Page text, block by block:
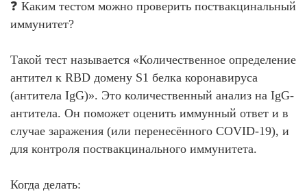
❓ Каким тестом можно проверить поствакцинальный
иммунитет?
Такой тест называется «Количественное определение
антител к RBD домену S1 белка коронавируса
(антитела IgG)». Это количественный анализ на IgG-
антитела. Он поможет оценить иммунный ответ и в
случае заражения (или перенесённого COVID-19), и
для контроля поствакцинального иммунитета.
Когда делать: